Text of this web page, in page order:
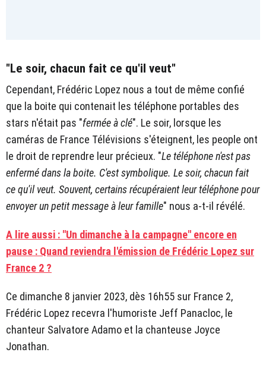
"Le soir, chacun fait ce qu'il veut"
Cependant, Frédéric Lopez nous a tout de même confié
que la boite qui contenait les téléphone portables des
stars n'était pas "fermée à clé". Le soir, lorsque les
caméras de France Télévisions s'éteignent, les people ont
le droit de reprendre leur précieux. "Le téléphone n'est pas
enfermé dans la boite. C'est symbolique. Le soir, chacun fait
ce qu'il veut. Souvent, certains récupéraient leur téléphone pour
envoyer un petit message à leur famille" nous a-t-il révélé.
A lire aussi : "Un dimanche à la campagne" encore en
pause : Quand reviendra l'émission de Frédéric Lopez sur
France 2 ?
Ce dimanche 8 janvier 2023, dès 16h55 sur France 2,
Frédéric Lopez recevra l'humoriste Jeff Panacloc, le
chanteur Salvatore Adamo et la chanteuse Joyce
Jonathan.